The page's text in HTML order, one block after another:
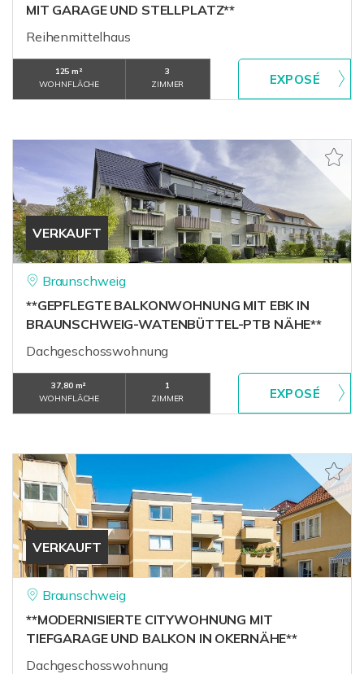
MIT GARAGE UND STELLPLATZ**
Reihenmittelhaus
125 m²
WOHNFLÄCHE
3
ZIMMER
VERKAUFT
Braunschweig
**GEPFLEGTE BALKONWOHNUNG MIT EBK IN
BRAUNSCHWEIG-WATENBÜTTEL-PTB NÄHE**
Dachgeschosswohnung
37,80 m²
WOHNFLÄCHE
1
ZIMMER
VERKAUFT
Braunschweig
**MODERNISIERTE CITYWOHNUNG MIT
TIEFGARAGE UND BALKON IN OKERNÄHE**
Dachgeschosswohnung